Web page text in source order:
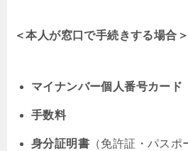
＜本人が窓口で手続きする場合＞
マイナンバー個人番号カード
手数料
身分証明書 （免許証・パス